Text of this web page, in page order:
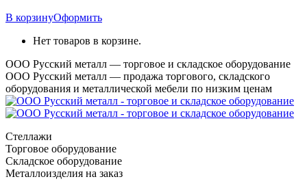
В корзинуОформить
Нет товаров в корзине.
ООО Русский металл — торговое и складское оборудование
ООО Русский металл — продажа торгового, складского
оборудования и металлической мебели по низким ценам
Стеллажи
Торговое оборудование
Складское оборудование
Металлоизделия на заказ